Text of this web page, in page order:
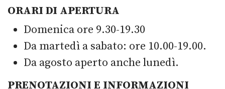
ORARI DI APERTURA
Domenica ore 9.30-19.30
Da martedì a sabato: ore 10.00-19.00.
Da agosto aperto anche lunedì.
PRENOTAZIONI E INFORMAZIONI